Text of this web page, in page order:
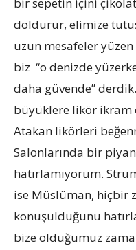
doldurur, elimize
uzun mesafeler
biz “o denizde
daha güvende”
büyüklere likör ikram
Atakan likörleri
Salonlarında bir
hatırlamıyorum.
ise Müslüman, hiçbir
konuşulduğunu
bize olduğumuz